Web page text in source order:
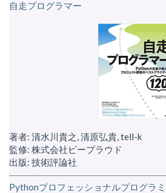
自走プログラマー
著者: 清水川貴之, 清原弘貴, tell-k
監修: 株式会社ビープラウド
出版: 技術評論社
Pythonプロフェッショナルプログラ